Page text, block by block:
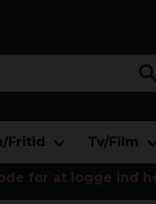
Fritid Tv/Film
for at logge ind